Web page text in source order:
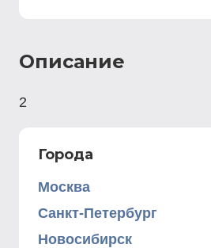
Описание
2
Города
Москва
Санкт-Петербург
Новосибирск